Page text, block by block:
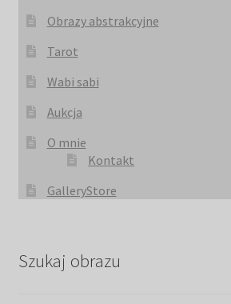
Obrazy abstrakcyjne
Tarot
Wabi sabi
Aukcja
O mnie
Kontakt
GalleryStore
Szukaj obrazu